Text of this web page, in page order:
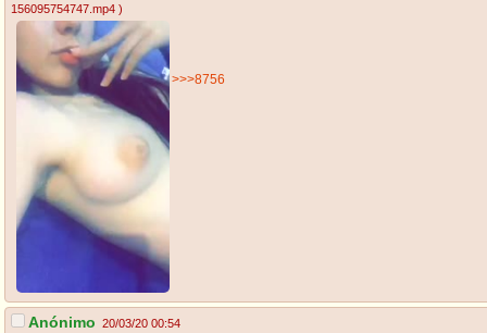
156095754747.mp4 )
>>>8756
Anónimo 20/03/20 00:54